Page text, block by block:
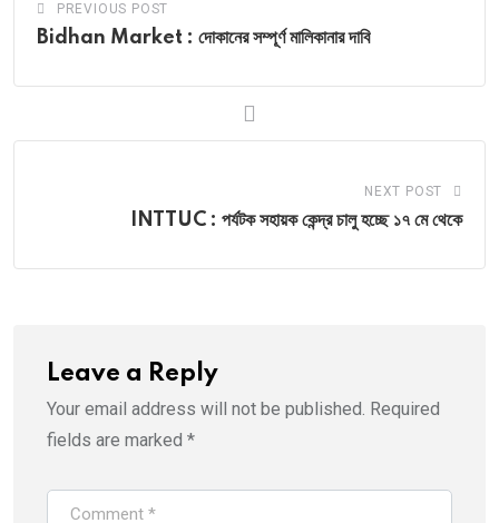
PREVIOUS POST
Bidhan Market : দোকানের সম্পূর্ণ মালিকানার দাবি
NEXT POST
INTTUC : পর্যটক সহায়ক কেন্দ্র চালু হচ্ছে ১৭ মে থেকে
Leave a Reply
Your email address will not be published. Required
fields are marked *